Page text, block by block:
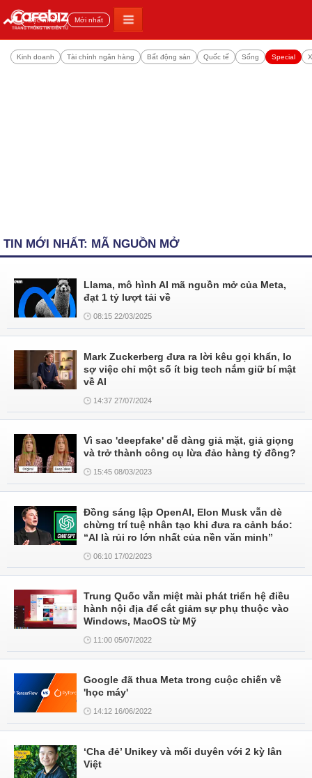
Đọc nhiều Mới nhất
Kinh doanh Tài chính ngân hàng Bất động sản Quốc tế Sống Special
TIN MỚI NHẤT: MÃ NGUỒN MỞ
Llama, mô hình AI mã nguồn mở của Meta,
đạt 1 tỷ lượt tải về
08:15 22/03/2025
Mark Zuckerberg đưa ra lời kêu gọi khẩn, lo
sợ việc chỉ một số ít big tech nắm giữ bí mật
về AI
14:37 27/07/2024
Vì sao 'deepfake' dễ dàng giả mặt, giả giọng
và trở thành công cụ lừa đảo hàng tỷ đồng?
15:45 08/03/2023
Đồng sáng lập OpenAI, Elon Musk vẫn dè
chừng trí tuệ nhân tạo khi đưa ra cảnh báo:
“AI là rủi ro lớn nhất của nền văn minh”
06:10 17/02/2023
Trung Quốc vẫn miệt mài phát triển hệ điều
hành nội địa để cắt giảm sự phụ thuộc vào
Windows, MacOS từ Mỹ
11:00 05/07/2022
Google đã thua Meta trong cuộc chiến về
'học máy'
14:12 16/06/2022
‘Cha đẻ’ Unikey và mối duyên với 2 kỳ lân
Việt